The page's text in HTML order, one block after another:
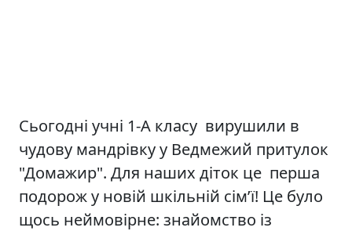
Сьогодні учні 1-А класу вирушили в
чудову мандрівку у Ведмежий притулок
"Домажир". Для наших діток це перша
подорож у новій шкільній сімʼї! Це було
щось неймовірне: знайомство із